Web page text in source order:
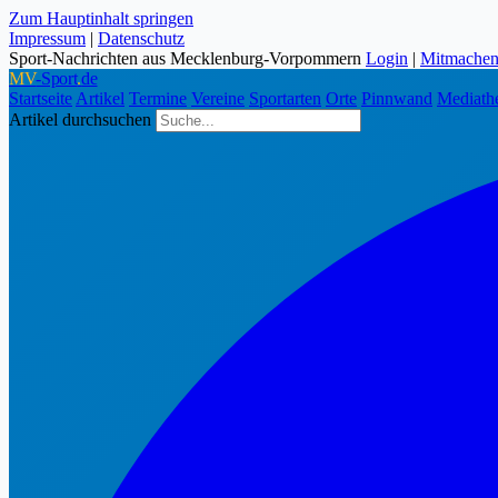
Zum Hauptinhalt springen
Impressum | Datenschutz
Sport-Nachrichten aus Mecklenburg-Vorpommern Login | Mitmachen
MV-Sport.de
Startseite Artikel Termine Vereine Sportarten Orte Pinnwand
Artikel durchsuchen